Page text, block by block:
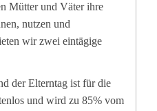
Mütter und Väter ihre
nutzen und
wir zwei eintägige
der Elterntag ist für die
und wird zu 85% vom